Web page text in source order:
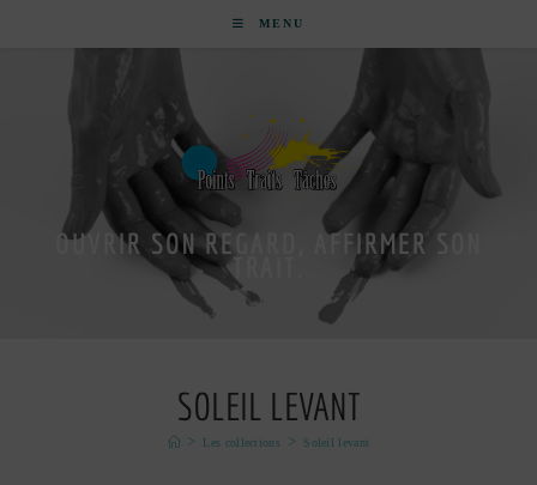
MENU
OUVRIR SON REGARD, AFFIRMER SON
TRAIT.
SOLEIL LEVANT
> Les collections > Soleil levant